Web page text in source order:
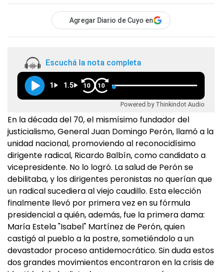
Agregar Diario de Cuyo en
Escuchá la nota completa
1 1.5 10 10
Powered by Thinkindot Audio
En la década del 70, el mismísimo fundador del
justicialismo, General Juan Domingo Perón, llamó a la
unidad nacional, promoviendo al reconocidísimo
dirigente radical, Ricardo Balbín, como candidato a
vicepresidente. No lo logró. La salud de Perón se
debilitaba, y los dirigentes peronistas no querían que
un radical sucediera al viejo caudillo. Esta elección
finalmente llevó por primera vez en su fórmula
presidencial a quién, además, fue la primera dama:
María Estela "Isabel" Martínez de Perón, quien
castigó al pueblo a la postre, sometiéndolo a un
devastador proceso antidemocrático. Sin duda estos
dos grandes movimientos encontraron en la crisis de